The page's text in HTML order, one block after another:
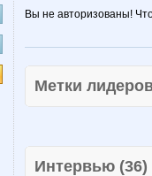
Вы не авторизованы!
Метки
Интервью (36)